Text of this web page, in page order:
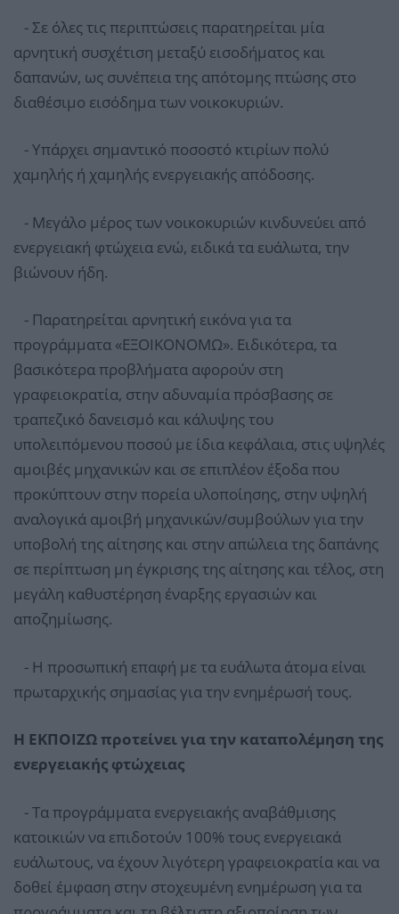
- Σε όλες τις περιπτώσεις παρατηρείται μία
αρνητική συσχέτιση μεταξύ εισοδήματος και
δαπανών, ως συνέπεια της απότομης πτώσης στο
διαθέσιμο εισόδημα των νοικοκυριών.
- Υπάρχει σημαντικό ποσοστό κτιρίων πολύ
χαμηλής ή χαμηλής ενεργειακής απόδοσης.
- Μεγάλο μέρος των νοικοκυριών κινδυνεύει από
ενεργειακή φτώχεια ενώ, ειδικά τα ευάλωτα, την
βιώνουν ήδη.
- Παρατηρείται αρνητική εικόνα για τα
προγράμματα «ΕΞΟΙΚΟΝΟΜΩ». Ειδικότερα, τα
βασικότερα προβλήματα αφορούν στη
γραφειοκρατία, στην αδυναμία πρόσβασης σε
τραπεζικό δανεισμό και κάλυψης του
υπολειπόμενου ποσού με ίδια κεφάλαια, στις υψηλές
αμοιβές μηχανικών και σε επιπλέον έξοδα που
προκύπτουν στην πορεία υλοποίησης, στην υψηλή
αναλογικά αμοιβή μηχανικών/συμβούλων για την
υποβολή της αίτησης και στην απώλεια της δαπάνης
σε περίπτωση μη έγκρισης της αίτησης και τέλος, στη
μεγάλη καθυστέρηση έναρξης εργασιών και
αποζημίωσης.
- Η προσωπική επαφή με τα ευάλωτα άτομα είναι
πρωταρχικής σημασίας για την ενημέρωσή τους.
Η ΕΚΠΟΙΖΩ προτείνει για την καταπολέμηση της
ενεργειακής φτώχειας
- Τα προγράμματα ενεργειακής αναβάθμισης
κατοικιών να επιδοτούν 100% τους ενεργειακά
ευάλωτους, να έχουν λιγότερη γραφειοκρατία και να
δοθεί έμφαση στην στοχευμένη ενημέρωση για τα